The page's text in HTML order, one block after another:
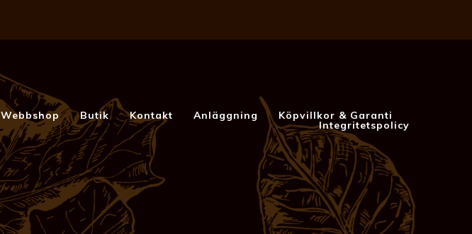
Webbshop Butik Kontakt Anläggning Köpvillkor & Garanti
Integritetspolicy